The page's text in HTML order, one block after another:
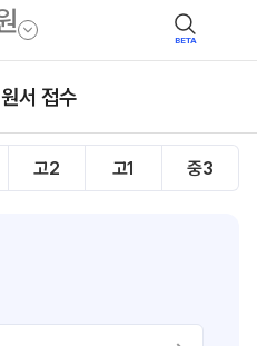
BETA
원서 접수
고2 고1 중3